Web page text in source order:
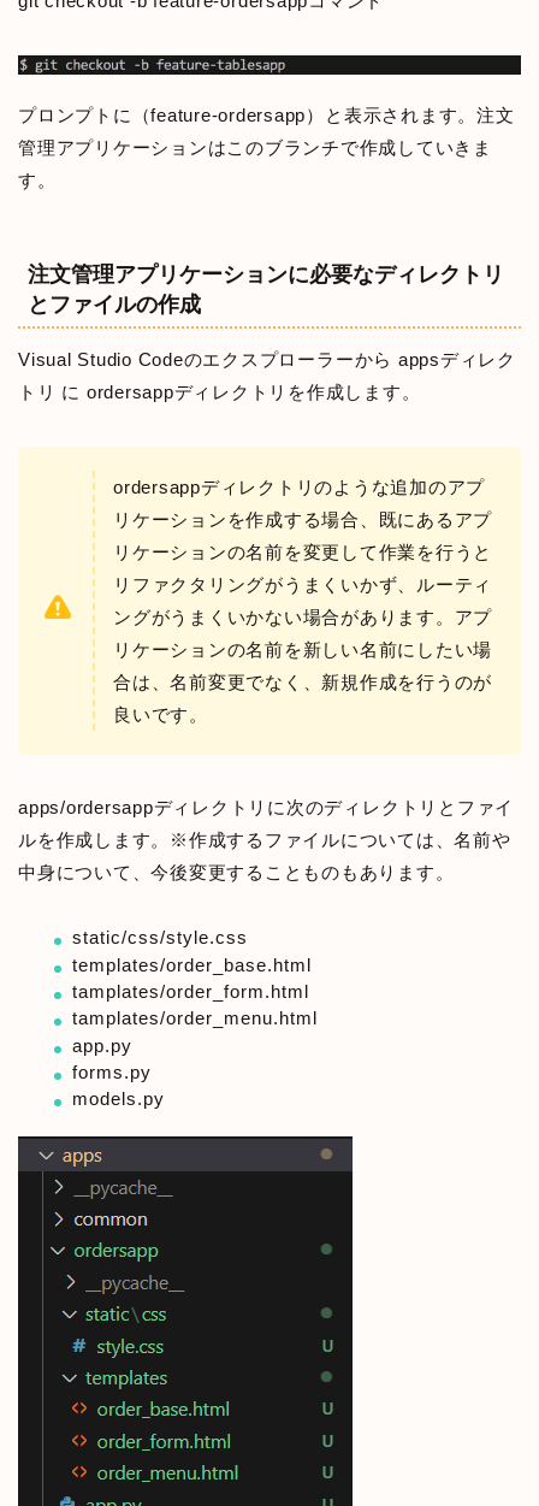
プロンプトに（feature-ordersapp）と表示されます。注文
管理アプリケーションはこのブランチで作成していきま
す。
注文管理アプリケーションに必要なディレクトリ
とファイルの作成
Visual Studio Codeのエクスプローラーから appsディレク
トリ に ordersappディレクトリを作成します。
ordersappディレクトリのような追加のアプ
リケーションを作成する場合、既にあるアプ
リケーションの名前を変更して作業を行うと
リファクタリングがうまくいかず、ルーティ
ングがうまくいかない場合があります。アプ
リケーションの名前を新しい名前にしたい場
合は、名前変更でなく、新規作成を行うのが
良いです。
apps/ordersappディレクトリに次のディレクトリとファイ
ルを作成します。※作成するファイルについては、名前や
中身について、今後変更することものもあります。
static/css/style.css
templates/order_base.html
tamplates/order_form.html
tamplates/order_menu.html
app.py
forms.py
models.py